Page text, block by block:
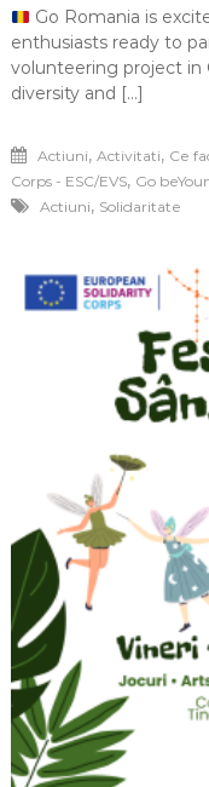
Go Romania is
enthusiasts ready to
volunteering project in
diversity and […]
Actiuni, Activitati, Ce
Corps - ESC/EVS, Go
Actiuni, Solidaritate